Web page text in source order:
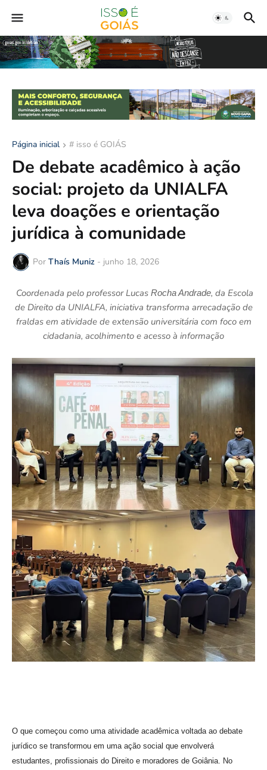
Página inicial # isso é GOIÁS
De debate acadêmico à ação
social: projeto da UNIALFA
leva doações e orientação
jurídica à comunidade
Por Thaís Muniz - junho 18, 2026
Coordenada pelo professor Lucas Rocha Andrade, da Escola
de Direito da UNIALFA, iniciativa transforma arrecadação de
fraldas em atividade de extensão universitária com foco em
cidadania, acolhimento e acesso à informação
O que começou como uma atividade acadêmica voltada ao debate
jurídico se transformou em uma ação social que envolverá
estudantes, profissionais do Direito e moradores de Goiânia. No